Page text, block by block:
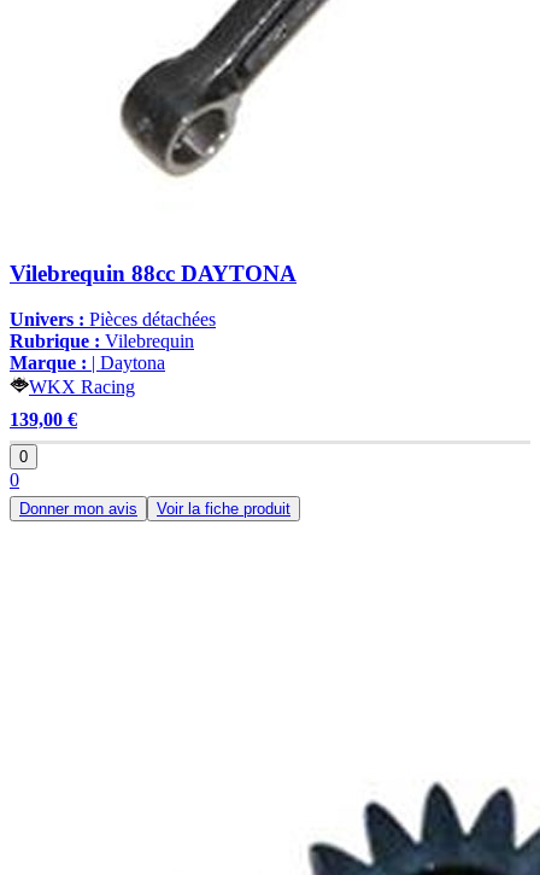
Vilebrequin 88cc DAYTONA
Univers : Pièces détachées
Rubrique : Vilebrequin
Marque : | Daytona
WKX Racing
139,00 €
0
0
Donner mon avis Voir la fiche produit